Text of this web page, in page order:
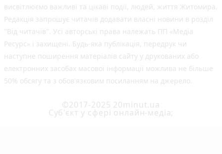
висвітлюємо важливі та цікаві події, людей, життя Житомира.
Редакція запрошує читачів додавати власні новини в розділ
"Від читачів". Усі авторські права належать ПП «Медіа
Ресурс» і захищені. Будь-яка публiкацiя, передрук чи
наступне поширення матеріалів сайту у друкованих або
електронних засобах масової інформації можлива не більше
50% обсягу та з обов'язковим посиланням на джерело.
©2017-2025 20minut.ua
Cуб'єкт у сфері онлайн-медіа;